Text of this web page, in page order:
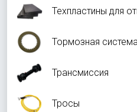
Техпластины для
Тормозная
Трансмиссия
Тросы